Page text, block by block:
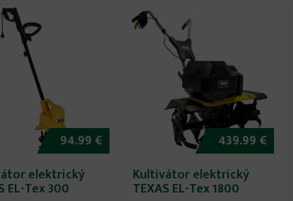
94.99 €
elektrický
EL-Tex 300
439.99 €
Kultivátor elektrický
TEXAS EL-Tex 1800